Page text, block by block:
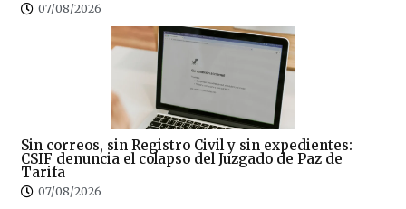
07/08/2026
Sin correos, sin Registro Civil y sin expedientes:
CSIF denuncia el colapso del Juzgado de Paz de
Tarifa
07/08/2026